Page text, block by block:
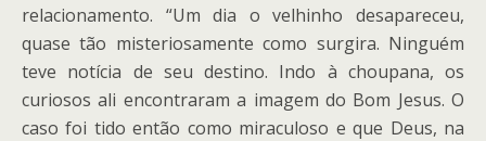
relacionamento. “Um dia o velhinho desapareceu,
quase tão misteriosamente como surgira. Ninguém
teve notícia de seu destino. Indo à choupana, os
curiosos ali encontraram a imagem do Bom Jesus. O
caso foi tido então como miraculoso e que Deus, na